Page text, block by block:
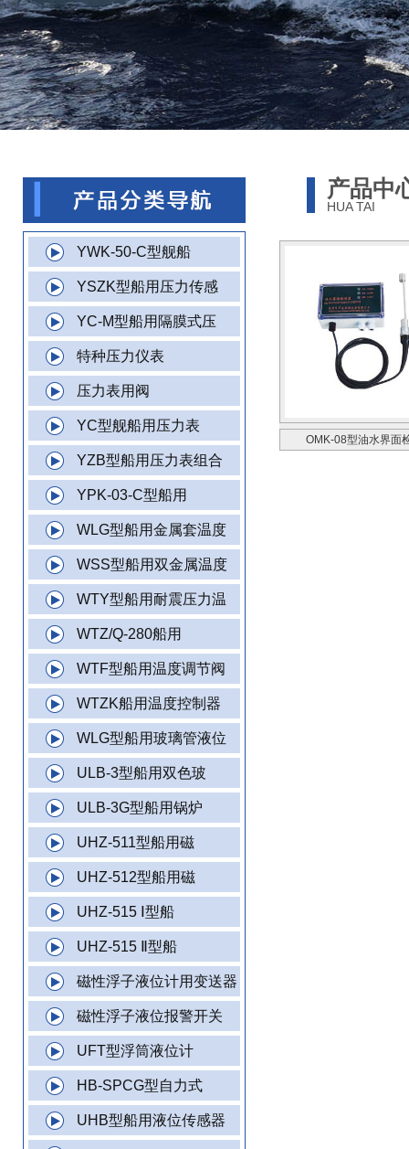
YWK-50-C型舰船
YSZK型船用压力传感
YC-M型船用隔膜式压
特种压力仪表
压力表用阀
YC型舰船用压力表
YZB型船用压力表组合
YPK-03-C型船用
WLG型船用金属套温度
WSS型船用双金属温度
WTY型船用耐震压力温
WTZ/Q-280船用
WTF型船用温度调节阀
WTZK船用温度控制器
WLG型船用玻璃管液位
ULB-3型船用双色玻
ULB-3G型船用锅炉
UHZ-511型船用磁
UHZ-512型船用磁
UHZ-515 Ⅰ型船
UHZ-515 Ⅱ型船
磁性浮子液位计用变送器
磁性浮子液位报警开关
UFT型浮筒液位计
HB-SPCG型自力式
UHB型船用液位传感器
产品中
HUA TAI
OMK-08型油水界面